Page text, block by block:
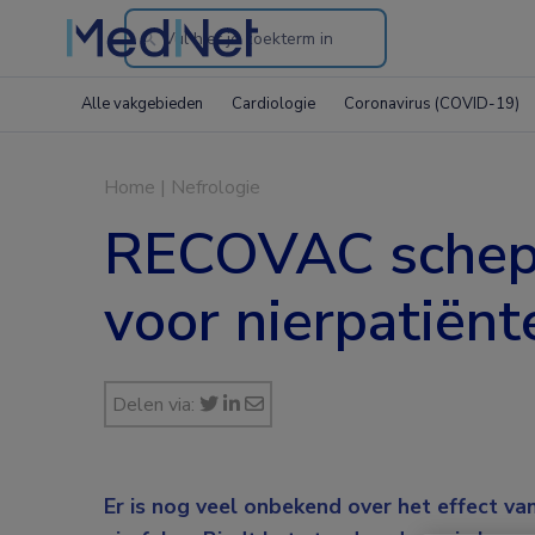
Search
the
Alle vakgebieden Cardiologie Coronavirus (COVID-19)
Home | Nefrologie
RECOVAC
voor
Delen via:
Er is nog veel onbekend over het effect